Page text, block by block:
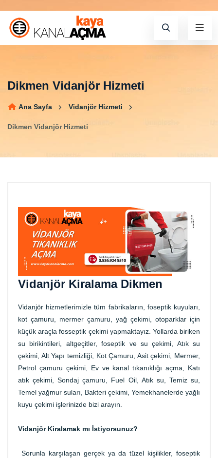
Dikmen Vidanjör Hizmeti
Ana Sayfa Vidanjör Hizmeti
Dikmen Vidanjör Hizmeti
Vidanjör Kiralama Dikmen
Vidanjör hizmetlerimizle tüm fabrikaların, foseptik kuyuları,
kot çamuru, mermer çamuru, yağ çekimi, otoparklar için
küçük araçla fosseptik çekimi yapmaktayız. Yollarda biriken
su birikintileri, altgeçitler, foseptik ve su çekimi, Atık su
çekimi, Alt Yapı temizliği, Kot Çamuru, Asit çekimi, Mermer,
Petrol çamuru çekimi, Ev ve kanal tıkanıklığı açma, Katı
atık çekimi, Sondaj çamuru, Fuel Oil, Atık su, Temiz su,
Temel yağmur suları, Bakteri çekimi, Yemekhanelerde yağlı
kuyu çekimi işlerinizde bizi arayın.
Vidanjör Kiralamak mı İstiyorsunuz?
Sorunla karşılaşan gerçek ya da tüzel kişilikler, foseptik